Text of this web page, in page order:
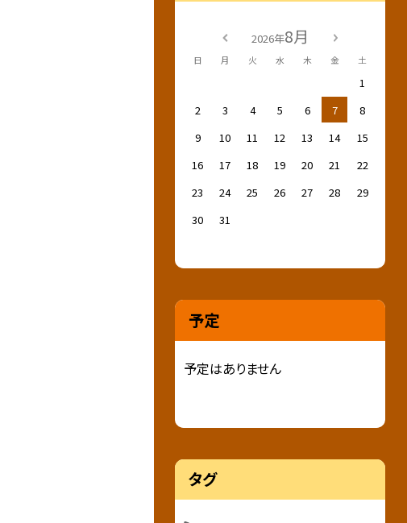
2026年8月
日 月 火 水 木 金 土
1
2
3 4 5 6 7
8
9
10 11 12 13 14
15
16
17 18 19 20 21
22
23
24 25 26 27 28
29
30
31
予定
予定はありません
タグ